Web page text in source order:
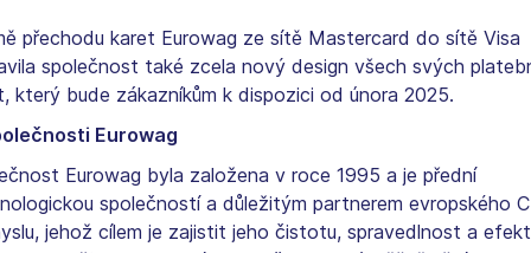
přechodu karet Eurowag ze sítě Mastercard do sítě Visa
společnost také zcela nový design všech svých
který bude zákazníkům k dispozici od února 2025.
Eurowag
Eurowag byla založena v roce 1995 a je přední
společností a důležitým partnerem evropského
jehož cílem je zajistit jeho čistotu, spravedlnost a